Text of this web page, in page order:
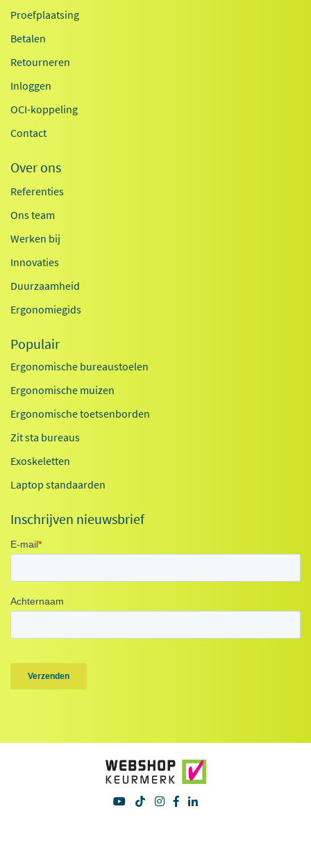
Proefplaatsing
Betalen
Retourneren
Inloggen
OCI-koppeling
Contact
Over ons
Referenties
Ons team
Werken bij
Innovaties
Duurzaamheid
Ergonomiegids
Populair
Ergonomische bureaustoelen
Ergonomische muizen
Ergonomische toetsenborden
Zit sta bureaus
Exoskeletten
Laptop standaarden
Inschrijven nieuwsbrief